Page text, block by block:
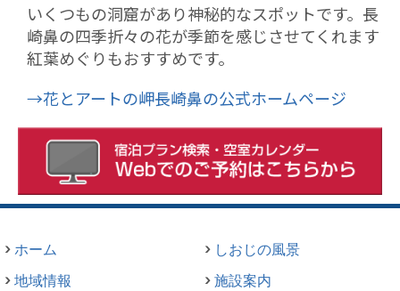
いくつもの洞窟があり神秘的なスポットです。長
崎鼻の四季折々の花が季節を感じさせてくれます
紅葉めぐりもおすすめです。
→花とアートの岬長崎鼻の公式ホームページ
ホーム しおじの風景
地域情報 施設案内